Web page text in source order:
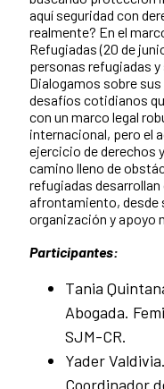
aquí seguridad con
realmente? En el
Refugiadas (20 de
personas refugiadas
Dialogamos sobre
desafíos cotidianos
con un marco legal
internacional, pero el
ejercicio de derechos
camino lleno de
refugiadas
afrontamiento, desde
organización y apoyo
Participantes:
Tania
Abogada.
SJM-CR.
Yader
Coordinador